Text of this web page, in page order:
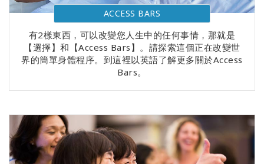
ACCESS BARS
有2樣東西，可以改變您人生中的任何事情，那就是
【選擇】和【Access Bars】。請探索這個正在改變世
界的簡單身體程序。到這裡以英語了解更多關於Access
Bars。